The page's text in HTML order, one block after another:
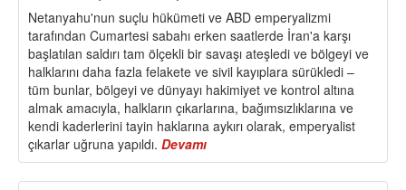
Netanyahu'nun suçlu hükümeti ve ABD emperyalizmi
tarafından Cumartesi sabahı erken saatlerde İran'a karşı
başlatılan saldırı tam ölçekli bir savaşı ateşledi ve bölgeyi ve
halklarını daha fazla felakete ve sivil kayıplara sürükledi –
tüm bunlar, bölgeyi ve dünyayı hakimiyet ve kontrol altına
almak amacıyla, halkların çıkarlarına, bağımsızlıklarına ve
kendi kaderlerini tayin haklarına aykırı olarak, emperyalist
çıkarlar uğruna yapıldı. Devamı
İran
Komünist